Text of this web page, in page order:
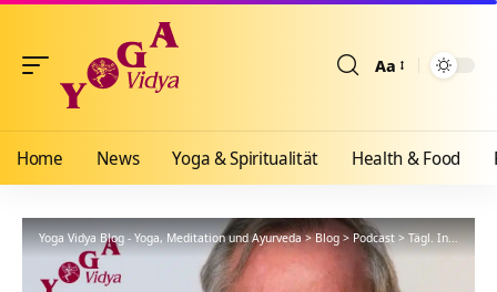
Aa
Home News Yoga & Spiritualität Health & Food
Yoga Vidya Blog - Yoga, Meditation und Ayurveda>Blog>Podcast>Tägl. Inspiration